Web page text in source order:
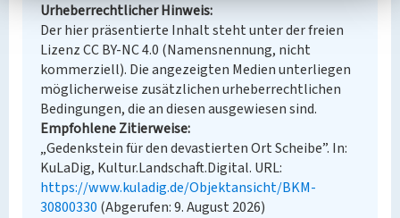
Urheberrechtlicher Hinweis
Der hier präsentierte Inhalt steht unter der freien
Lizenz CC BY-NC 4.0 (Namensnennung, nicht
kommerziell). Die angezeigten Medien unterliegen
möglicherweise zusätzlichen urheberrechtlichen
Bedingungen, die an diesen ausgewiesen sind.
Empfohlene Zitierweise
„Gedenkstein für den devastierten Ort Scheibe”. In:
KuLaDig, Kultur.Landschaft.Digital. URL:
https://www.kuladig.de/Objektansicht/BKM-
30800330 (Abgerufen: 9. August 2026)